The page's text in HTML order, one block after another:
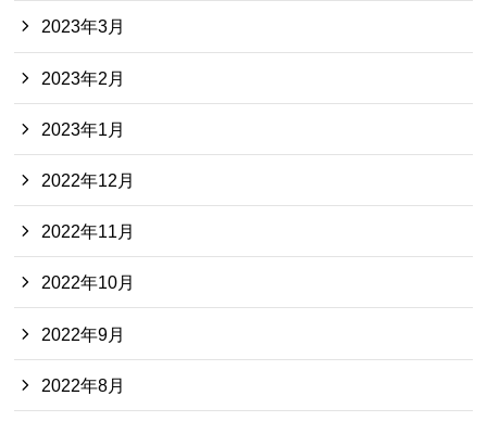
2023年3月
2023年2月
2023年1月
2022年12月
2022年11月
2022年10月
2022年9月
2022年8月